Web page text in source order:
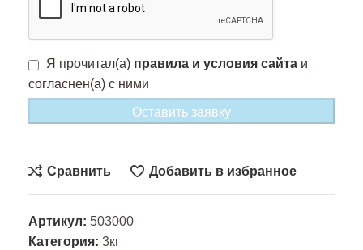
Я прочитал(а) правила и условия сайта и
согласнен(а) с ними
Оставить заявку
Сравнить Добавить в избранное
Артикул: 503000
Категория: 3кг